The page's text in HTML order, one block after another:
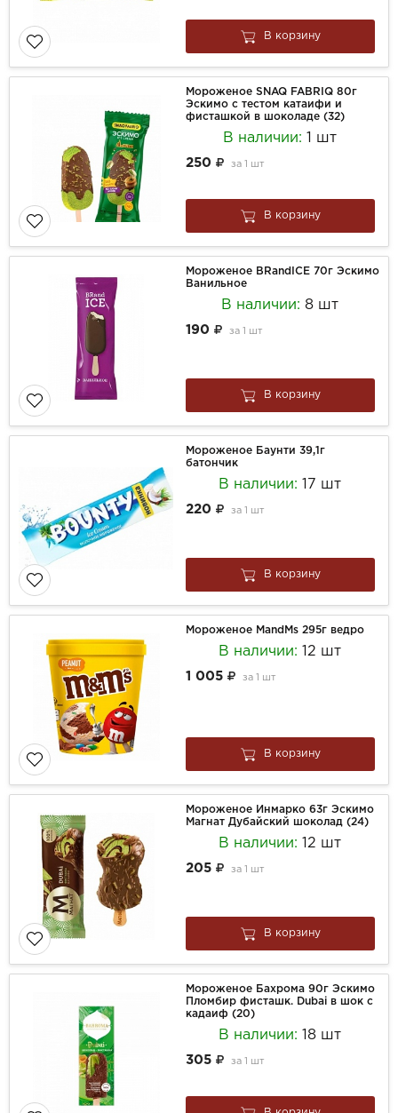
В корзину
Мороженое SNAQ FABRIQ 80г
Эскимо с тестом катаифи и
фисташкой в шоколаде (32)
В наличии: 1 шт
250 за 1 шт
В корзину
Мороженое BRandICE 70г Эскимо
Ванильное
В наличии:8 шт
190 за 1 шт
В корзину
Мороженое Баунти 39,1г
батончик
В наличии: 17 шт
220 за 1 шт
В корзину
Мороженое MandMs 295г ведро
В наличии: 12 шт
1 005 за 1 шт
В корзину
Мороженое Инмарко 63г Эскимо
Магнат Дубайский шоколад (24)
В наличии: 12 шт
205 за 1 шт
В корзину
Мороженое Бахрома 90г Эскимо
Пломбир фисташк. Dubai в шок с
кадаиф (20)
В наличии: 18 шт
305 за 1 шт